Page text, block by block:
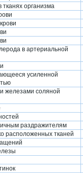
организма
в артериальной
усиленной
железами соляной
раздражителям
расположенных тканей